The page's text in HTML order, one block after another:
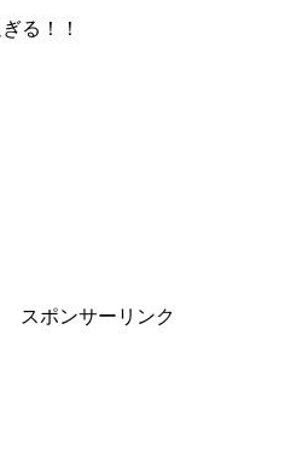
る！！
スポンサーリンク